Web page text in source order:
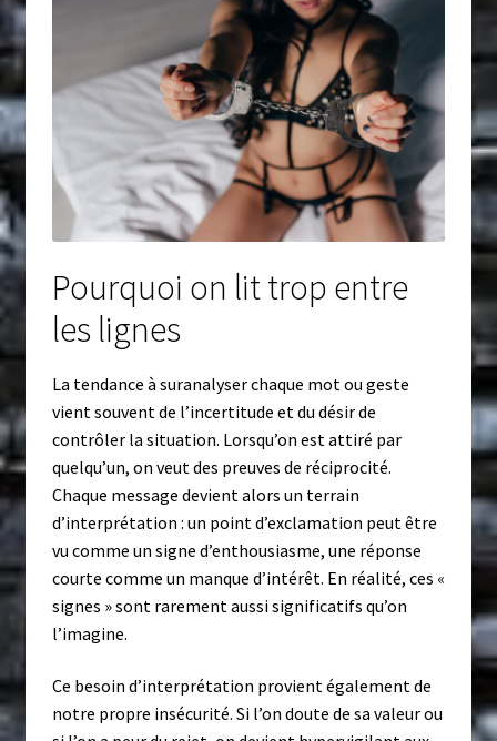
Pourquoi on lit trop entre
les lignes
La tendance à suranalyser chaque mot ou geste
vient souvent de l’incertitude et du désir de
contrôler la situation. Lorsqu’on est attiré par
quelqu’un, on veut des preuves de réciprocité.
Chaque message devient alors un terrain
d’interprétation : un point d’exclamation peut être
vu comme un signe d’enthousiasme, une réponse
courte comme un manque d’intérêt. En réalité, ces «
signes » sont rarement aussi significatifs qu’on
l’imagine.
Ce besoin d’interprétation provient également de
notre propre insécurité. Si l’on doute de sa valeur ou